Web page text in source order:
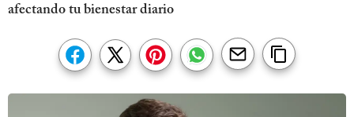
afectando tu bienestar diario